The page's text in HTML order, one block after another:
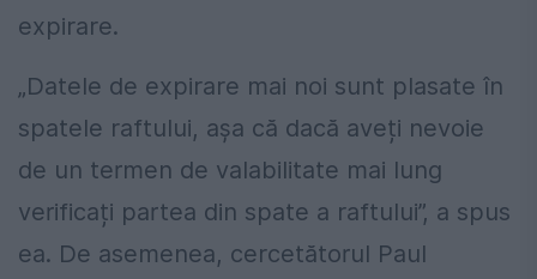
expirare.
„Datele de expirare mai noi sunt plasate în
spatele raftului, așa că dacă aveți nevoie
de un termen de valabilitate mai lung
verificați partea din spate a raftului”, a spus
ea. De asemenea, cercetătorul Paul